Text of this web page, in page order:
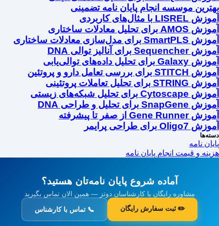
بهترین موسسه انجام پایان نامه تضمینی
آموزش LISREL با مثال‌های کاربردی
آموزش AMOS برای تحلیل معادلات ساختاری
آموزش SmartPLS برای مدل‌سازی معادلات ساختاری
آموزش Sequencher برای آنالیز توالی DNA
آموزش Galaxy برای تحلیل داده‌های توالی‌یابی
آموزش STITCH برای بررسی تعامل دارو و پروتئین
آموزش STRING برای تحلیل تعاملات پروتئینی
آموزش Cytoscape برای تحلیل شبکه‌های زیستی
آموزش SnapGene برای تحلیل و طراحی DNA
آموزش Gene Runner از صفر تا پیشرفته
آموزش Oligo7 برای طراحی پرایمر
دسته‌ها
پایان نامه
هزینه و قیمت انجام پایان نامه
آماده شروع پایان نامه‌تان هستید؟
مشاوره رایگان با کارشناسان دوتز — همین الان تماس بگیرید
✏️ ثبت سفارش رایگان 📞 تماس با کارشناس